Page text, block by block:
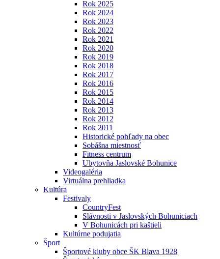
Rok 2025
Rok 2024
Rok 2023
Rok 2022
Rok 2021
Rok 2020
Rok 2019
Rok 2018
Rok 2017
Rok 2016
Rok 2015
Rok 2014
Rok 2013
Rok 2012
Rok 2011
Historické pohľady na obec
Sobášna miestnosť
Fitness centrum
Ubytovňa Jaslovské Bohunice
Videogaléria
Virtuálna prehliadka
Kultúra
Festivaly
CountryFest
Slávnosti v Jaslovských Bohuniciach
V Bohunicách pri kaštieli
Kultúrne podujatia
Šport
Športové kluby obce ŠK Blava 1928